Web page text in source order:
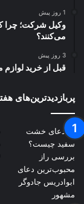
1 روز پیش
وکیل شرکت؛ چرا
می‌کنند؟
3 روز پیش
قبل از خرید
پربازدیدترین‌های